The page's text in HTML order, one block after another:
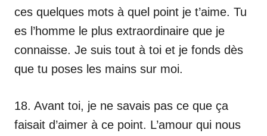
ces quelques mots à quel point je t’aime. Tu
es l’homme le plus extraordinaire que je
connaisse. Je suis tout à toi et je fonds dès
que tu poses les mains sur moi.
18. Avant toi, je ne savais pas ce que ça
faisait d’aimer à ce point. L’amour qui nous